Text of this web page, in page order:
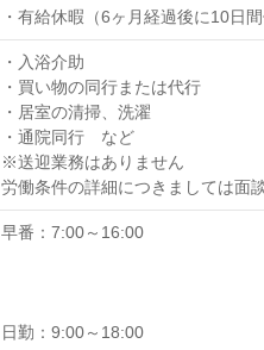
・有給休暇（6ヶ月経過後に10日間
・入浴介助
・買い物の同行または代行
・居室の清掃、洗濯
・通院同行 など
※送迎業務はありません
労働条件の詳細につきましては面
早番：7:00～16:00
日勤：9:00～18:00